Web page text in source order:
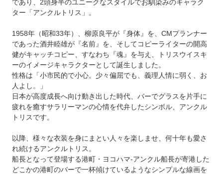
であり、2頭身半のユニークなスタイルでお馴染みのキャラク
ター「アンクルトリス」。
1958年（昭和33年）、柳原良平が『身体』を、CMプランナー
であった酒井睦雄が『名前』を、そしてコピーライターの開高
健がキャッチコピー、すなわち『魂』を与え、トリスウイスキ
ーのイメージキャラクターとして誕生しました。
性格は「小市民的で小心。少々偏屈でも、義理人情に弱く、お
人よし。」
日本が高度成長へ向け動き出した時代、バーでグラスを片手に
疲れを癒すサラリーマンの心情を代弁したシンボル、アンクル
トリスです。
以降、様々な衣装を身にまとい人々を楽しませ、何十年も愛さ
れ続けるアンクルトリス。
船長となって登場する港町・ヨコハマ‐アンクル船長が寄港した
どこかの港町のバーで一杯傾けているようなシンプルな線画を